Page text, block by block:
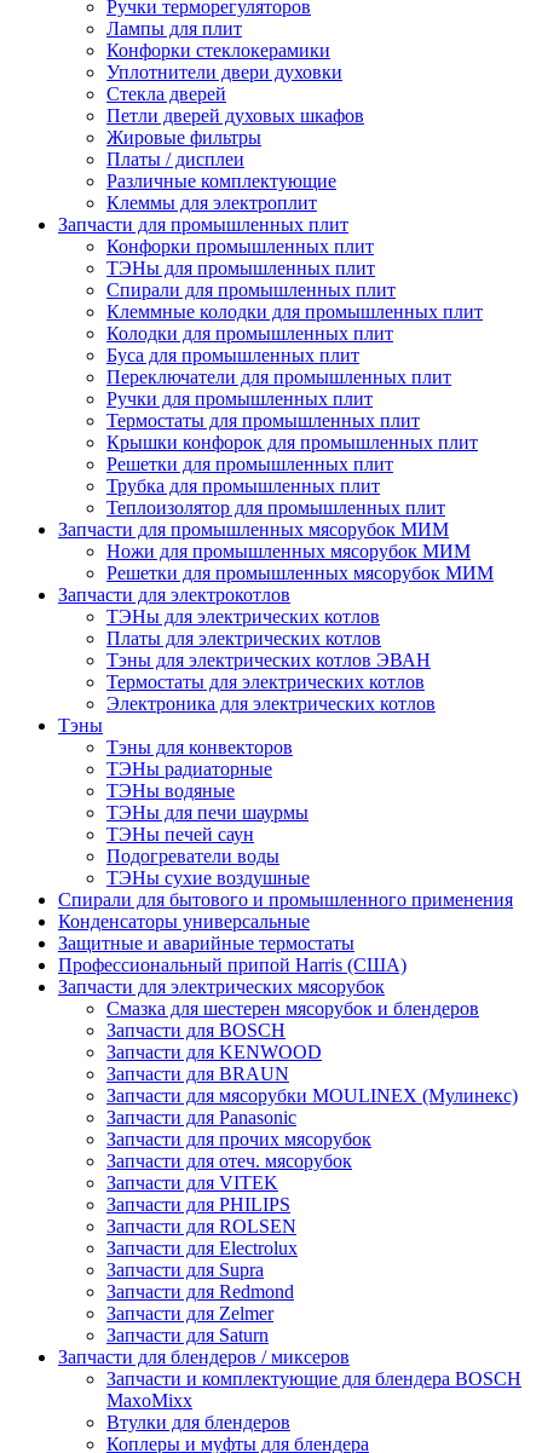
Ручки терморегуляторов
Лампы для плит
Конфорки стеклокерамики
Уплотнители двери духовки
Стекла дверей
Петли дверей духовых шкафов
Жировые фильтры
Платы / дисплеи
Различные комплектующие
Клеммы для электроплит
Запчасти для промышленных плит
Конфорки промышленных плит
ТЭНы для промышленных плит
Спирали для промышленных плит
Клеммные колодки для промышленных плит
Колодки для промышленных плит
Буса для промышленных плит
Переключатели для промышленных плит
Ручки для промышленных плит
Термостаты для промышленных плит
Крышки конфорок для промышленных плит
Решетки для промышленных плит
Трубка для промышленных плит
Теплоизолятор для промышленных плит
Запчасти для промышленных мясорубок МИМ
Ножи для промышленных мясорубок МИМ
Решетки для промышленных мясорубок МИМ
Запчасти для электрокотлов
ТЭНы для электрических котлов
Платы для электрических котлов
Тэны для электрических котлов ЭВАН
Термостаты для электрических котлов
Электроника для электрических котлов
Тэны
Тэны для конвекторов
ТЭНы радиаторные
ТЭНы водяные
ТЭНы для печи шаурмы
ТЭНы печей саун
Подогреватели воды
ТЭНы сухие воздушные
Спирали для бытового и промышленного применения
Конденсаторы универсальные
Защитные и аварийные термостаты
Профессиональный припой Harris (США)
Запчасти для электрических мясорубок
Смазка для шестерен мясорубок и блендеров
Запчасти для BOSCH
Запчасти для KENWOOD
Запчасти для BRAUN
Запчасти для мясорубки MOULINEX (Мулинекс)
Запчасти для Panasonic
Запчасти для прочих мясорубок
Запчасти для отеч. мясорубок
Запчасти для VITEK
Запчасти для PHILIPS
Запчасти для ROLSEN
Запчасти для Electrolux
Запчасти для Supra
Запчасти для Redmond
Запчасти для Zelmer
Запчасти для Saturn
Запчасти для блендеров / миксеров
Запчасти и комплектующие для блендера BOSCH
MaxoMixx
Втулки для блендеров
Коплеры и муфты для блендера